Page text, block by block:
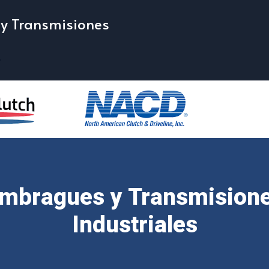
Transmisiones
y
Industriales